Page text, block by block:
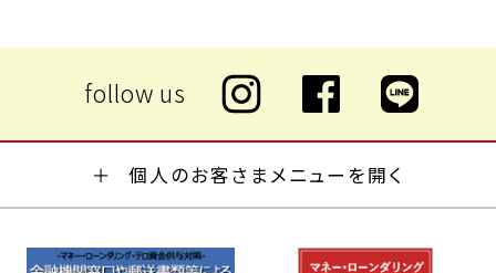
個人のお客さまメニューを開く